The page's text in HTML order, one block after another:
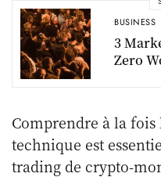
BUSINESS
3
Zero
Comprendre à la fois
technique est
trading de crypto-